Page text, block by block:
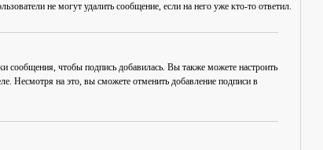
не могут удалить сообщение, если на него уже кто-то ответил.
сообщения, чтобы подпись добавилась. Вы также можете настроить
Несмотря на это, вы сможете отменить добавление подписи в